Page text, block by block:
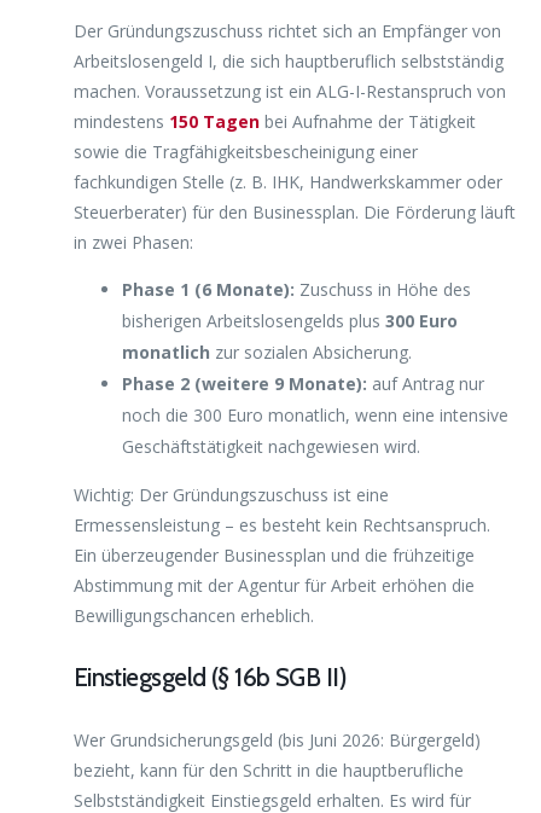
Der Gründungszuschuss richtet sich an Empfänger von
Arbeitslosengeld I, die sich hauptberuflich selbstständig
machen. Voraussetzung ist ein ALG-I-Restanspruch von
mindestens 150 Tagenbei Aufnahme der Tätigkeit
sowie die Tragfähigkeitsbescheinigung einer
fachkundigen Stelle (z. B. IHK, Handwerkskammer oder
Steuerberater) für den Businessplan. Die Förderung läuft
in zwei Phasen:
Phase 1 (6 Monate): Zuschuss in Höhe des
bisherigen Arbeitslosengelds plus 300 Euro
monatlich zur sozialen Absicherung.
Phase 2 (weitere 9 Monate): auf Antrag nur
noch die 300 Euro monatlich, wenn eine intensive
Geschäftstätigkeit nachgewiesen wird.
Wichtig: Der Gründungszuschuss ist eine
Ermessensleistung – es besteht kein Rechtsanspruch.
Ein überzeugender Businessplan und die frühzeitige
Abstimmung mit der Agentur für Arbeit erhöhen die
Bewilligungschancen erheblich.
Einstiegsgeld (§ 16b SGB II)
Wer Grundsicherungsgeld (bis Juni 2026: Bürgergeld)
bezieht, kann für den Schritt in die hauptberufliche
Selbstständigkeit Einstiegsgeld erhalten. Es wird für